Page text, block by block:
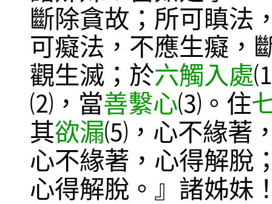
斷除貪故；所可瞋法
可癡法，不應生癡，
觀生滅；於六觸入處
⑵ ，當善繫心⑶ 。住
其欲漏⑸ ，心不緣著
心不緣著，心得解脫
心得解脫。』諸姊妹